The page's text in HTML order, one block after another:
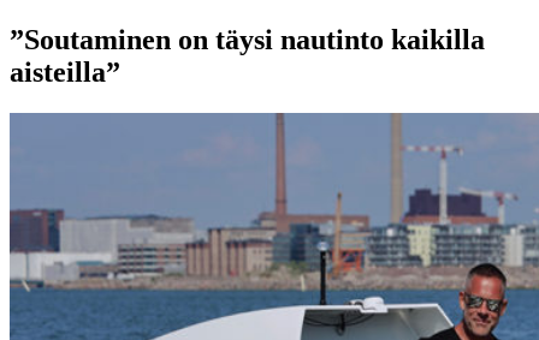
”Soutaminen on täysi nautinto kaikilla
aisteilla”